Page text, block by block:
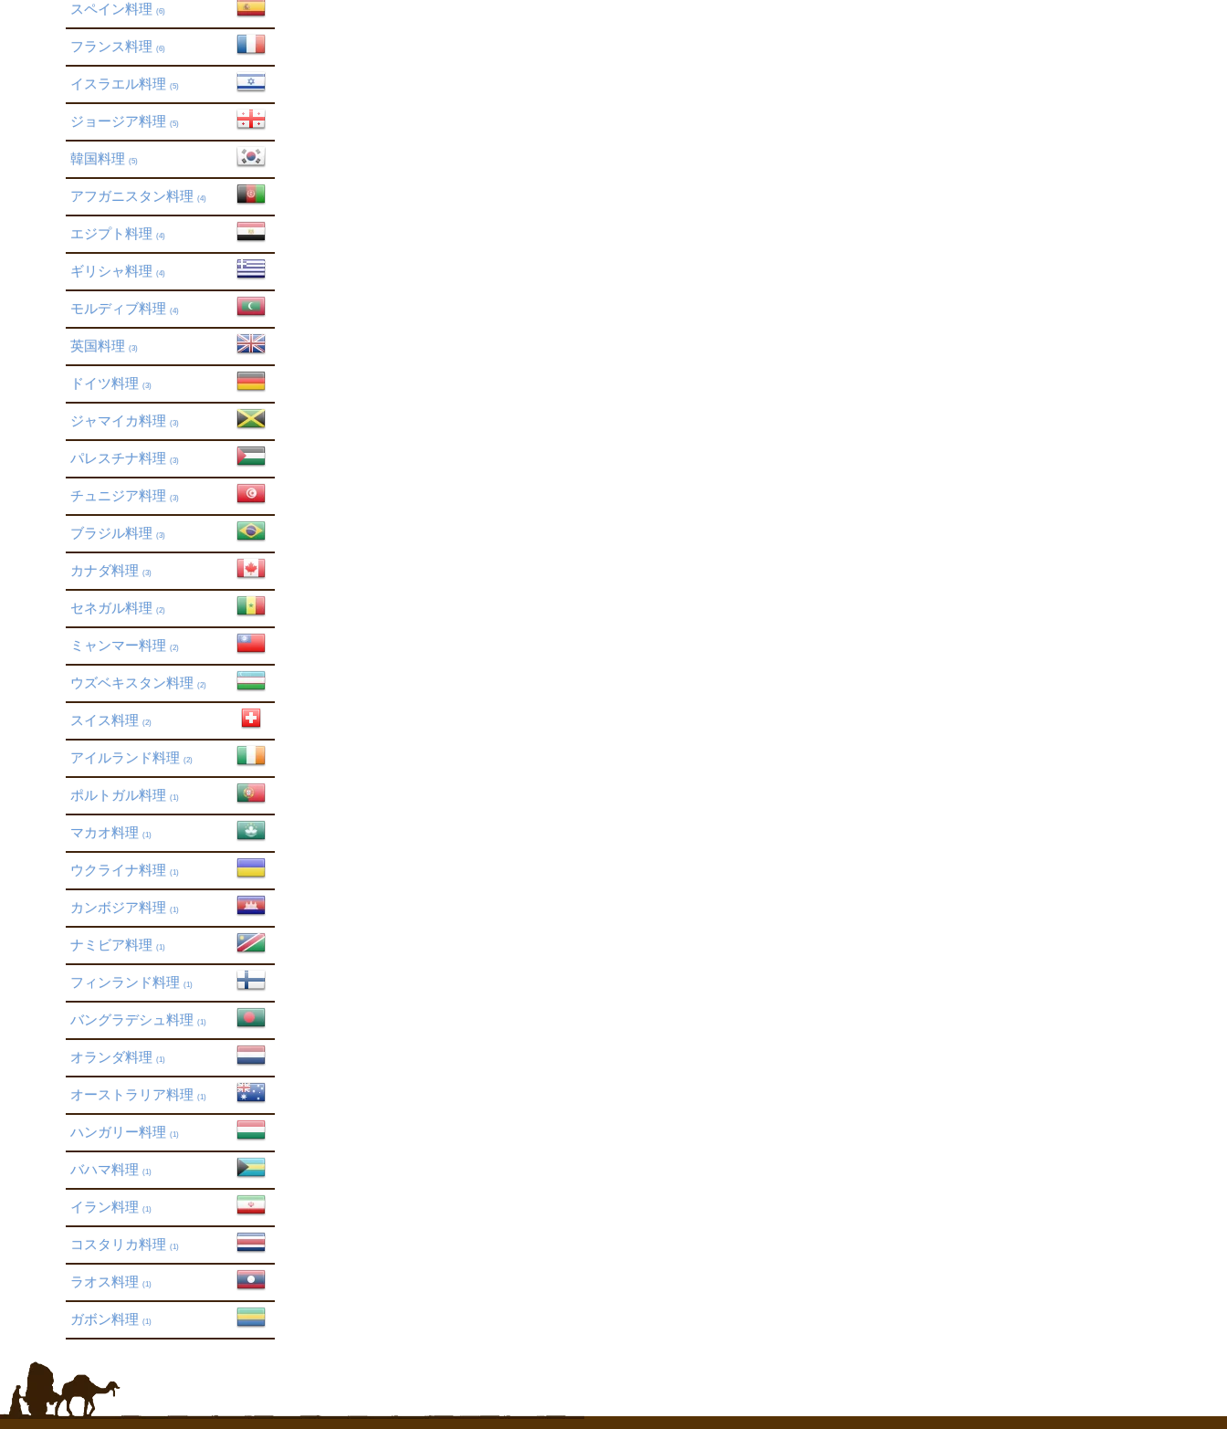
スペイン料理 (6)
フランス料理 (6)
イスラエル料理 (5)
ジョージア料理 (5)
韓国料理 (5)
アフガニスタン料理 (4)
エジプト料理 (4)
ギリシャ料理 (4)
モルディブ料理 (4)
英国料理 (3)
ドイツ料理 (3)
ジャマイカ料理 (3)
パレスチナ料理 (3)
チュニジア料理 (3)
ブラジル料理 (3)
カナダ料理 (3)
セネガル料理 (2)
ミャンマー料理 (2)
ウズベキスタン料理 (2)
スイス料理 (2)
アイルランド料理 (2)
ポルトガル料理 (1)
マカオ料理 (1)
ウクライナ料理 (1)
カンボジア料理 (1)
ナミビア料理 (1)
フィンランド料理 (1)
バングラデシュ料理 (1)
オランダ料理 (1)
オーストラリア料理 (1)
ハンガリー料理 (1)
バハマ料理 (1)
イラン料理 (1)
コスタリカ料理 (1)
ラオス料理 (1)
ガボン料理 (1)